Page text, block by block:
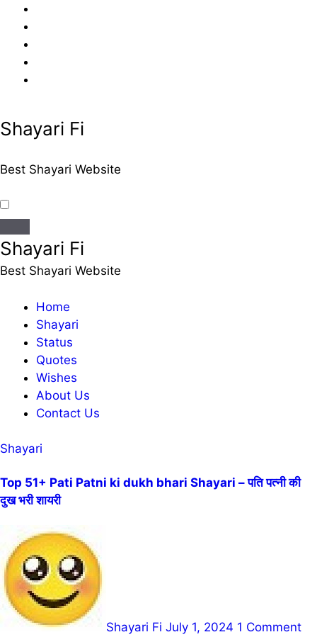
content
Shayari Fi
Best Shayari Website
Shayari Fi
Best Shayari Website
Home
Shayari
Status
Quotes
Wishes
About Us
Contact Us
Shayari
Top 51+ Pati Patni ki dukh bhari Shayari – पति पत्नी की
दुख भरी शायरी
Shayari Fi July 1, 2024 1 Comment